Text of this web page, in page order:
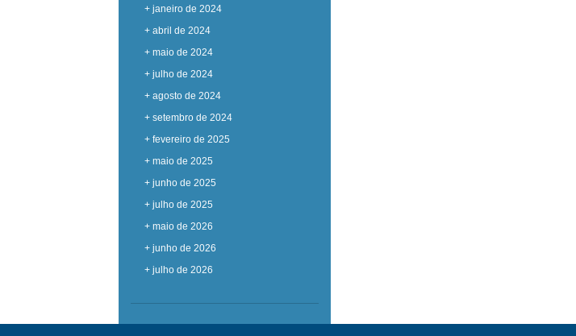
+ janeiro de 2024
+ abril de 2024
+ maio de 2024
+ julho de 2024
+ agosto de 2024
+ setembro de 2024
+ fevereiro de 2025
+ maio de 2025
+ junho de 2025
+ julho de 2025
+ maio de 2026
+ junho de 2026
+ julho de 2026